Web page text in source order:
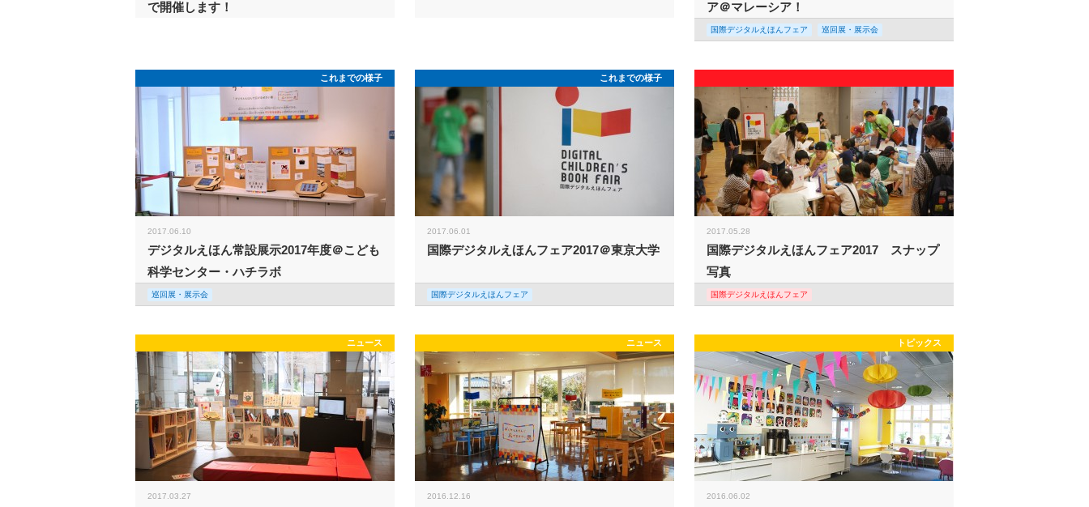
で開催します！
ア＠マレーシア！
国際デジタルえほんフェア 巡回展・展示会
これまでの様子
2017.06.10
デジタルえほん常設展示2017年度＠こども
科学センター・ハチラボ
巡回展・展示会
これまでの様子
2017.06.01
国際デジタルえほんフェア2017＠東京大学
国際デジタルえほんフェア
2017.05.28
国際デジタルえほんフェア2017 スナップ
写真
国際デジタルえほんフェア
ニュース
2017.03.27
ニュース
2016.12.16
トピックス
2016.06.02